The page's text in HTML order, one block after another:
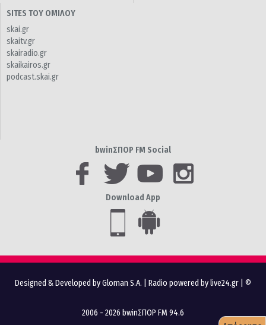
SITES ΤΟΥ ΟΜΙΛΟΥ
skai.gr
skaitv.gr
skairadio.gr
skaikairos.gr
podcast.skai.gr
bwinΣΠΟΡ FM Social
Download App
Designed & Developed by Gloman S.A. Radio powered by live24.gr | ©
2006 - 2026 bwinΣΠΟΡ FM 94.6